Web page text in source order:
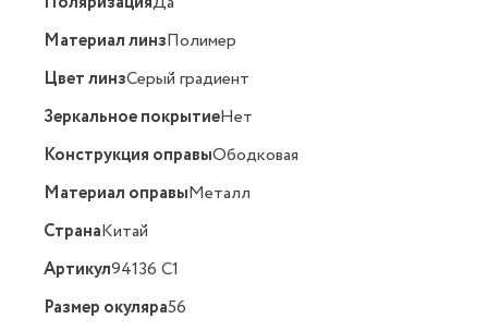
Материал линзПолимер
Цвет линзСерый градиент
Зеркальное покрытиеНет
Конструкция оправыОбодковая
Материал оправыМеталл
СтранаКитай
Артикул94136 С1
Размер окуляра56